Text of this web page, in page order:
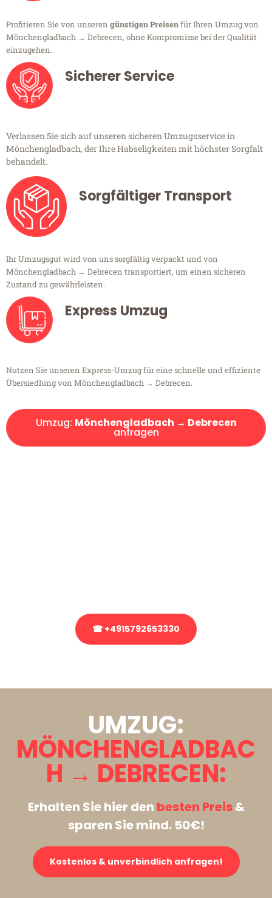
Profitieren Sie von unseren günstigen Preisenfür Ihren Umzug von
Mönchengladbach → Debrecen, ohne Kompromisse bei der Qualität
einzugehen.
Sicherer Service
Verlassen Sie sich auf unseren sicheren Umzugsservice in
Mönchengladbach, der Ihre Habseligkeiten mit höchster Sorgfalt
behandelt.
Sorgfältiger Transport
Ihr Umzugsgut wird von uns sorgfältig verpackt und von
Mönchengladbach → Debrecen transportiert, um einen sicheren
Zustand zu gewährleisten.
Express Umzug
Nutzen Sie unseren Express-Umzug für eine schnelle und effiziente
Übersiedlung von Mönchengladbach → Debrecen.
Umzug: Mönchengladbach → Debrecen
anfragen
☎ +4915792653330
UMZUG:
MÖNCHENGLADBAC
H → DEBRECEN:
Erhalten Sie hier den besten Preis&
sparen Sie mind. 50€!
Kostenlos & unverbindlich anfragen!